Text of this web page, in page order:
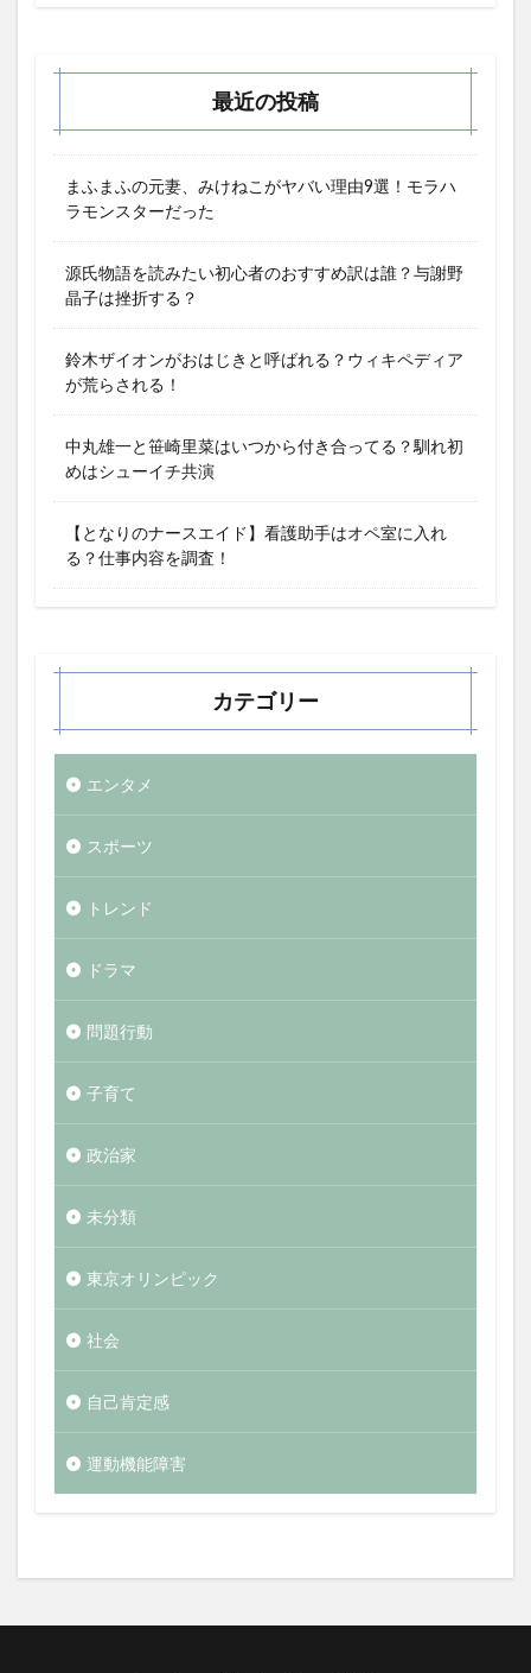
最近の投稿
まふまふの元妻、みけねこがヤバい理由9選！モラハ
ラモンスターだった
源氏物語を読みたい初心者のおすすめ訳は誰？与謝野
晶子は挫折する？
鈴木ザイオンがおはじきと呼ばれる？ウィキペディア
が荒らされる！
中丸雄一と笹崎里菜はいつから付き合ってる？馴れ初
めはシューイチ共演
【となりのナースエイド】看護助手はオペ室に入れ
る？仕事内容を調査！
カテゴリー
エンタメ
スポーツ
トレンド
ドラマ
問題行動
子育て
政治家
未分類
東京オリンピック
社会
自己肯定感
運動機能障害